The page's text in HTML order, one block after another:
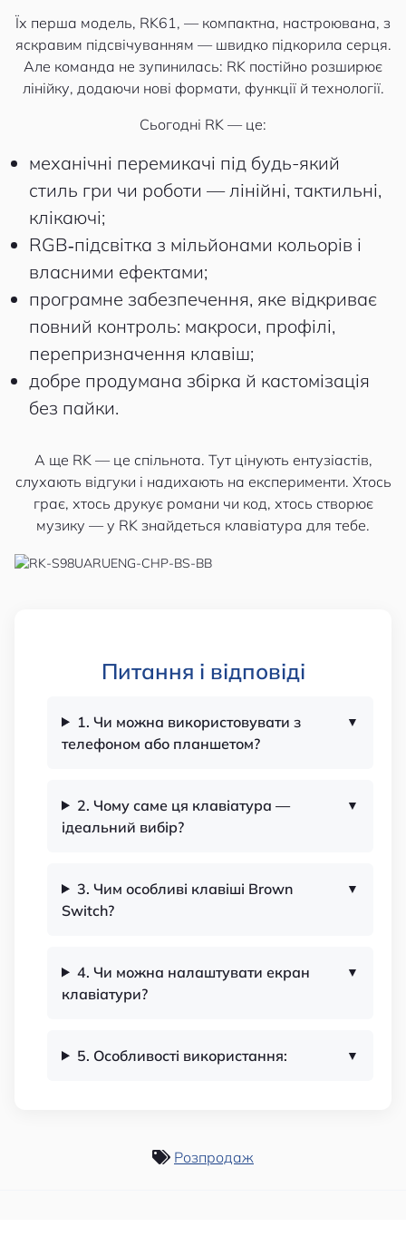
Їх перша модель, RK61, — компактна, настроювана, з
яскравим підсвічуванням — швидко підкорила серця.
Але команда не зупинилась: RK постійно розширює
лінійку, додаючи нові формати, функції й технології.
Сьогодні RK — це:
механічні перемикачі під будь-який
стиль гри чи роботи — лінійні, тактильні,
клікаючі;
RGB‑підсвітка з мільйонами кольорів і
власними ефектами;
програмне забезпечення, яке відкриває
повний контроль: макроси, профілі,
перепризначення клавіш;
добре продумана збірка й кастомізація
без пайки.
А ще RK — це спільнота. Тут цінують ентузіастів,
слухають відгуки і надихають на експерименти. Хтось
грає, хтось друкує романи чи код, хтось створює
музику — у RK знайдеться клавіатура для тебе.
Питання і відповіді
1. Чи можна використовувати з
телефоном або планшетом?
2. Чому саме ця клавіатура —
ідеальний вибір?
3. Чим особливі клавіші Brown
Switch?
4. Чи можна налаштувати екран
клавіатури?
5. Особливості використання:
Розпродаж